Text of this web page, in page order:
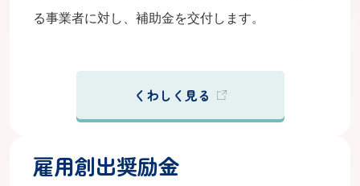
る事業者に対し、補助金を交付します。
くわしく見る
雇用創出奨励金